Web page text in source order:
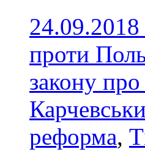
проти
закону
реформа,